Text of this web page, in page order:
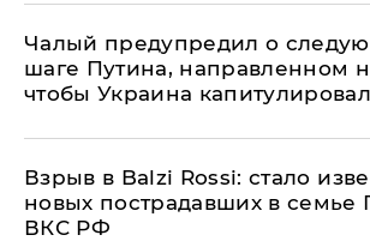
Чалый предупредил о
шаге Путина, направленном
чтобы Украина
Взрыв в Balzi Rossi: стало
новых пострадавших в семье
ВКС РФ